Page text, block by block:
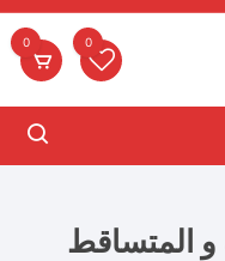
0
0
المتساقط